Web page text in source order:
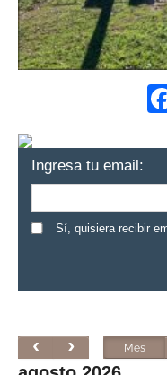
Ingresa tu email:
Sí, quisiera recibir
Mes